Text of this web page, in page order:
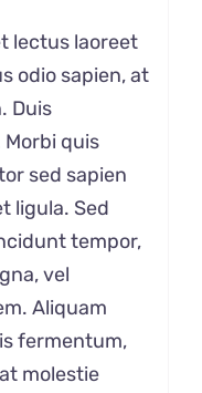
lectus laoreet
odio sapien, at
Duis
quis
sed sapien
ligula. Sed
tempor,
vel
Aliquam
fermentum,
molestie